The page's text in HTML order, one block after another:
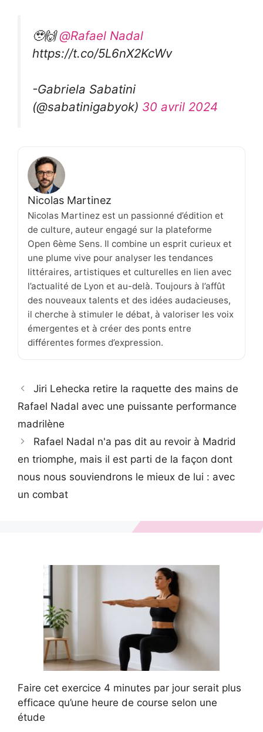
🥹🙌@Rafael Nadal
https://t.co/5L6nX2KcWv
-Gabriela Sabatini
(@sabatinigabyok) 30 avril 2024
Nicolas Martinez
Nicolas Martinez est un passionné d’édition et
de culture, auteur engagé sur la plateforme
Open 6ème Sens. Il combine un esprit curieux et
une plume vive pour analyser les tendances
littéraires, artistiques et culturelles en lien avec
l’actualité de Lyon et au-delà. Toujours à l’affût
des nouveaux talents et des idées audacieuses,
il cherche à stimuler le débat, à valoriser les voix
émergentes et à créer des ponts entre
différentes formes d’expression.
Jiri Lehecka retire la raquette des mains de
Rafael Nadal avec une puissante performance
madrilène
Rafael Nadal n'a pas dit au revoir à Madrid
en triomphe, mais il est parti de la façon dont
nous nous souviendrons le mieux de lui : avec
un combat
Faire cet exercice 4 minutes par jour serait plus
efficace qu’une heure de course selon une
étude